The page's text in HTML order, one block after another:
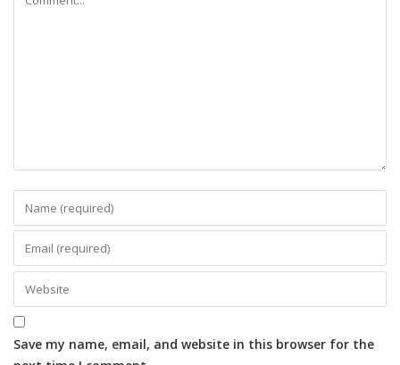
Save my name, email, and website in this browser for the